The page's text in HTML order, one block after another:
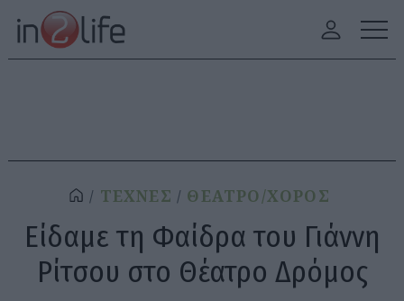
ΤΕΧΝΕΣ ΘΕΑΤΡΟ/ΧΟΡΟΣ
Είδαμε τη Φαίδρα του Γιάννη
Ρίτσου στο Θέατρο Δρόμος